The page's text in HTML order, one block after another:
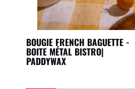
BOUGIE FRENCH BAGUETTE -
BOITE MÉTAL BISTRO|
PADDYWAX